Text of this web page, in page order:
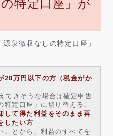
特定口座」が
泉徴収なしの特定口座」
20万円以下の方（税金がか
てきそうな場合は確定申告
特定口座」に切り替えるこ
して得た利益をそのまま再
したい方
ことから、利益のすべてを